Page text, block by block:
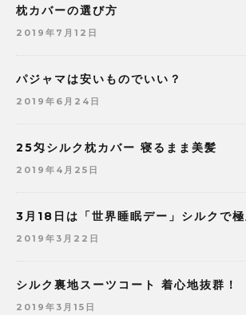
枕カバーの選び方
2019年7月12日
パジャマは安いものでいい？
2019年6月24日
25匁シルク枕カバー 寝るまま美髪
2019年4月25日
3月18日は「世界睡眠デー」シルクで極
2019年3月22日
シルク裏地スーツコート 着心地抜群！
2019年3月15日